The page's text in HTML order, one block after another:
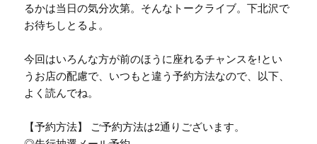
るかは当日の気分次第。そんなトークライブ。下北沢で
お待ちしとるよ。
今回はいろんな方が前のほうに座れるチャンスを!とい
うお店の配慮で、いつもと違う予約方法なので、以下、
よく読んでね。
【予約方法】 ご予約方法は2通りございます。